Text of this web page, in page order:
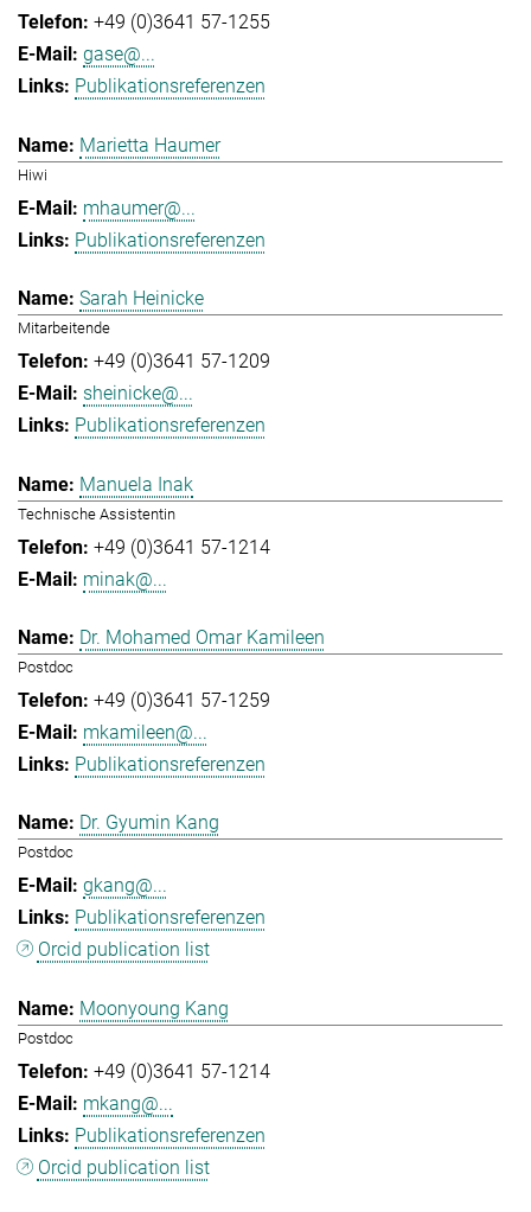
+49 (0)3641 57-1255
gase@...
Publikationsreferenzen
Marietta Haumer
Hiwi
mhaumer@...
Publikationsreferenzen
Sarah Heinicke
Mitarbeitende
+49 (0)3641 57-1209
sheinicke@...
Publikationsreferenzen
Manuela Inak
Technische Assistentin
+49 (0)3641 57-1214
minak@...
Dr. Mohamed Omar Kamileen
Postdoc
+49 (0)3641 57-1259
mkamileen@...
Publikationsreferenzen
Dr. Gyumin Kang
Postdoc
gkang@...
Publikationsreferenzen
Orcid publication list
Moonyoung Kang
Postdoc
+49 (0)3641 57-1214
mkang@...
Publikationsreferenzen
Orcid publication list